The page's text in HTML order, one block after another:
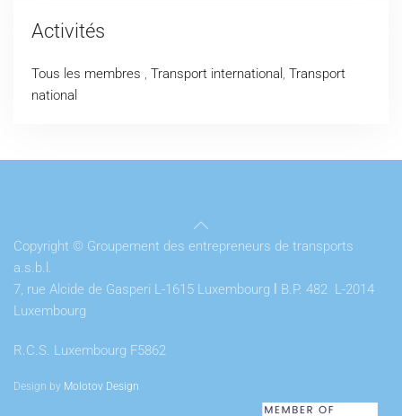
Activités
Tous les membres , Transport international , Transport
national
Copyright © Groupement des entrepreneurs de transports
a.s.b.l.
7, rue Alcide de Gasperi L-1615 Luxembourg
B.P. 482 L-2014
Luxembourg
R.C.S. Luxembourg F5862
Design by Molotov Design